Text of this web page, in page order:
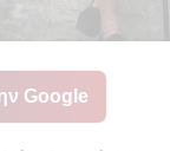
Google